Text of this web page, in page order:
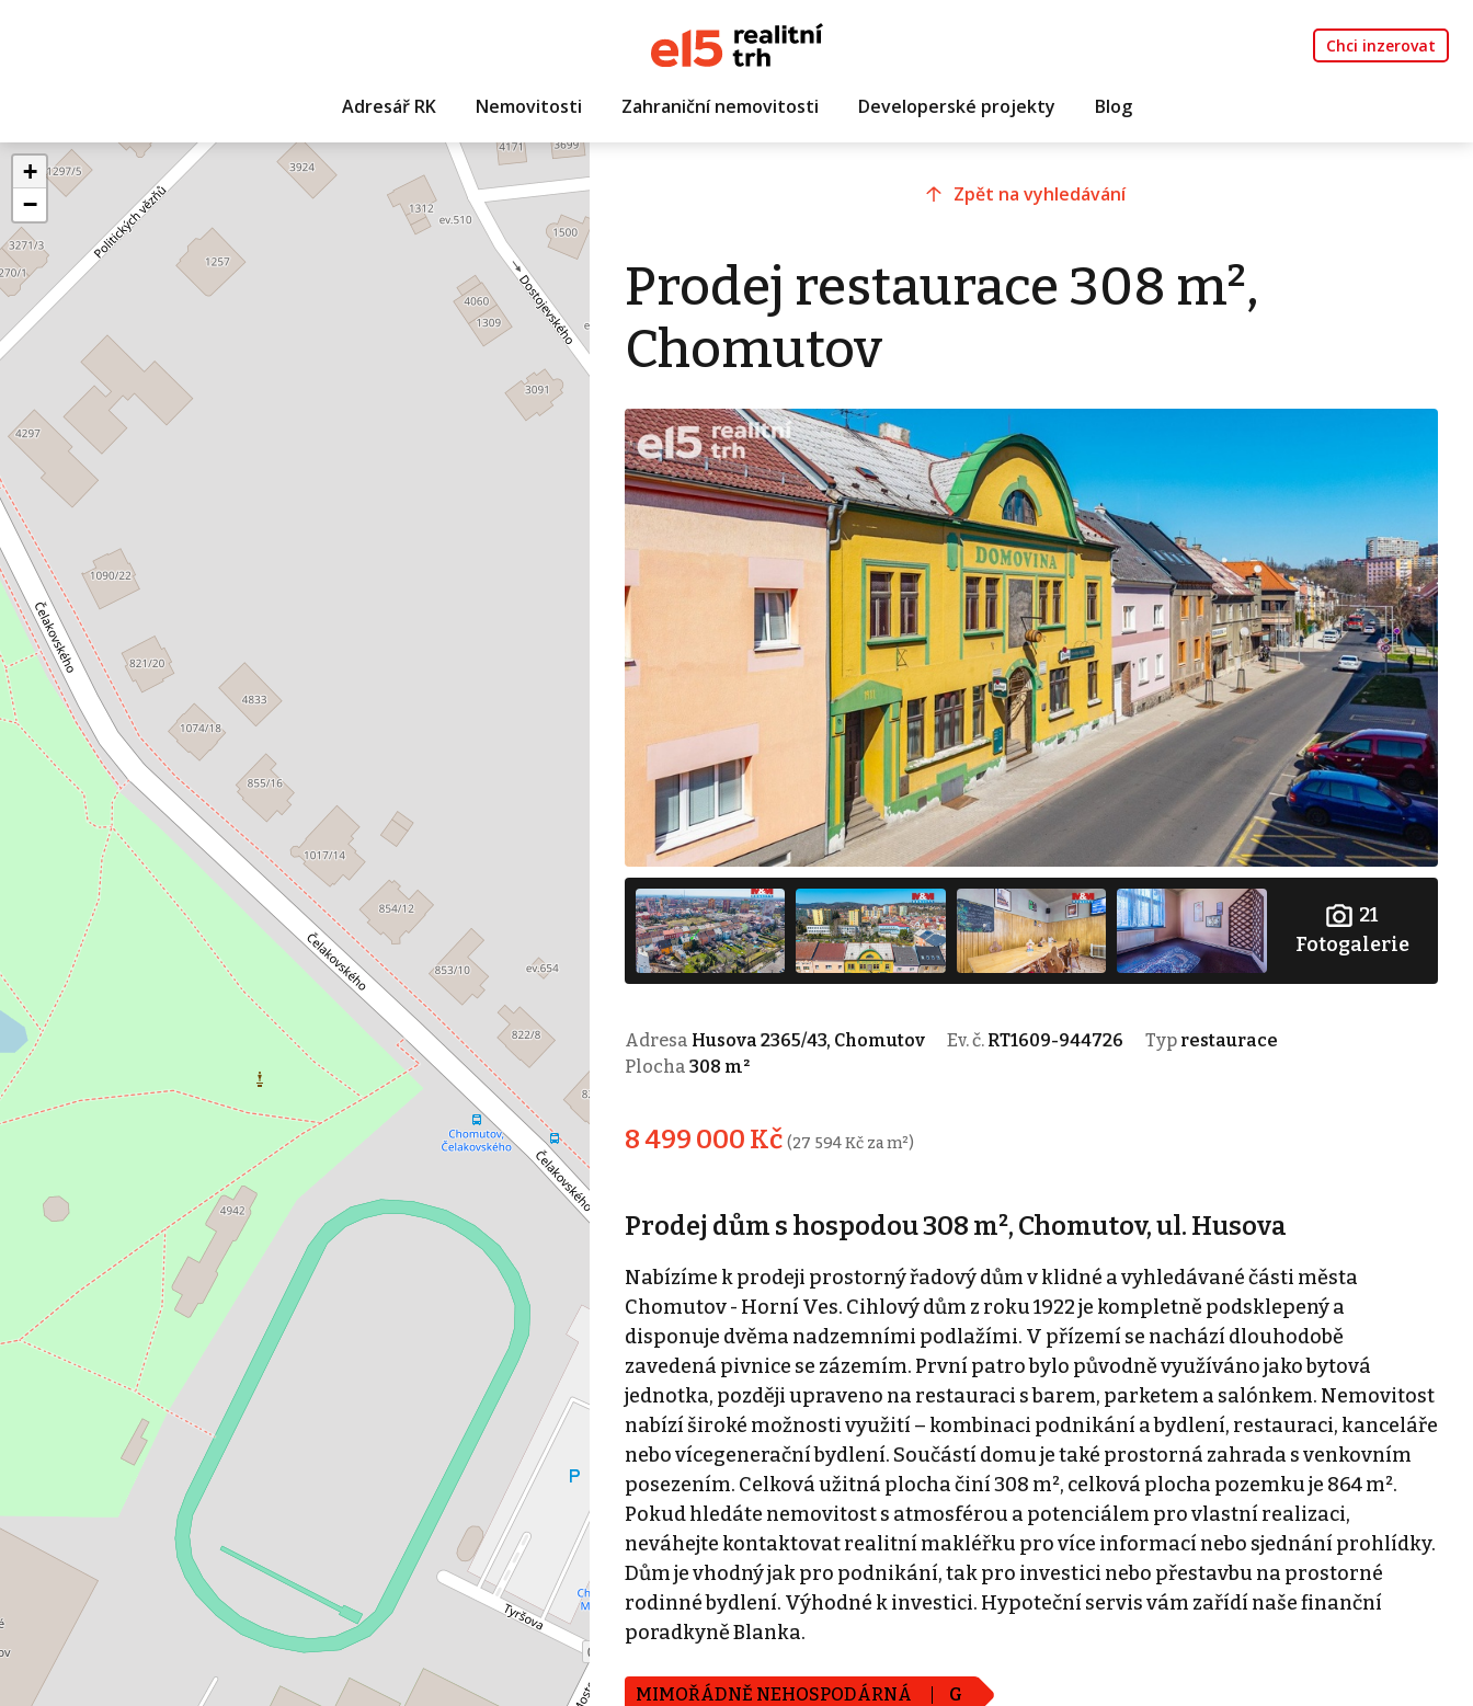
Chci inzerovat
Adresář RK Nemovitosti Zahraniční nemovitosti Developerské projekty Blog
+
−
Zpět na vyhledávání
Prodej restaurace 308 m²,
Chomutov
21
Fotogalerie
Adresa Husova 2365/43, Chomutov Ev. č. RT1609-944726 Typ restaurace
Plocha 308 m²
8 499 000 Kč (27 594 Kč za m²)
Prodej dům s hospodou 308 m², Chomutov, ul. Husova
Nabízíme k prodeji prostorný řadový dům v klidné a vyhledávané části města
Chomutov - Horní Ves. Cihlový dům z roku 1922 je kompletně podsklepený a
disponuje dvěma nadzemními podlažími. V přízemí se nachází dlouhodobě
zavedená pivnice se zázemím. První patro bylo původně využíváno jako bytová
jednotka, později upraveno na restauraci s barem, parketem a salónkem. Nemovitost
nabízí široké možnosti využití – kombinaci podnikání a bydlení, restauraci, kanceláře
nebo vícegenerační bydlení. Součástí domu je také prostorná zahrada s venkovním
posezením. Celková užitná plocha činí 308 m², celková plocha pozemku je 864 m².
Pokud hledáte nemovitost s atmosférou a potenciálem pro vlastní realizaci,
neváhejte kontaktovat realitní makléřku pro více informací nebo sjednání prohlídky.
Dům je vhodný jak pro podnikání, tak pro investici nebo přestavbu na prostorné
rodinné bydlení. Výhodné k investici. Hypoteční servis vám zařídí naše finanční
poradkyně Blanka.
MIMOŘÁDNĚ NEHOSPODÁRNÁ G